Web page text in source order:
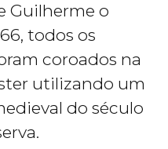
Guilherme o
todos os
coroados na
utilizando um
do século